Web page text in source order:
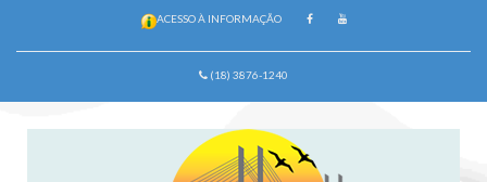
ACESSO À INFORMAÇÃO
(18) 3876-1240